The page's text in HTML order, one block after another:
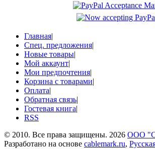
Главная|
Спец. предложения|
Новые товары|
Мой аккаунт|
Мои предпочтения|
Корзина с товарами|
Оплата|
Обратная связь|
Гостевая книга|
RSS
© 2010. Все права защищены. 2026 ООО
Разработано на основе cablemark.ru,